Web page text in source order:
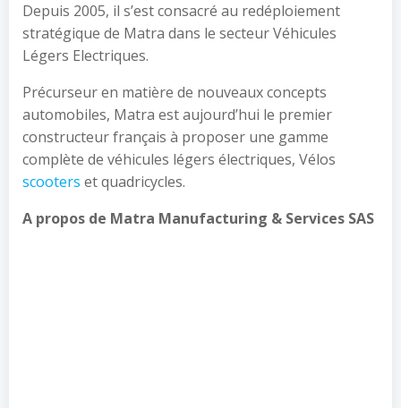
Depuis 2005, il s’est consacré au redéploiement
stratégique de Matra dans le secteur Véhicules
Légers Electriques.
Précurseur en matière de nouveaux concepts
automobiles, Matra est aujourd’hui le premier
constructeur français à proposer une gamme
complète de véhicules légers électriques, Vélos
scooters et quadricycles.
A propos de Matra Manufacturing & Services SAS